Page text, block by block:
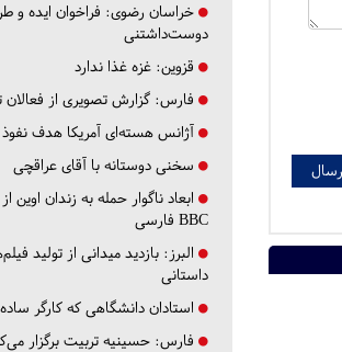
خراسان رضوی: فراخوان ایده و
دوست‌داشتنی
قزوین: غزه غذا ندارد
فارس: گزارش تصویری از فعالان
آژانس هسته‌ای آمریکا هدف
سخنی دوستانه با آقای عراقچی
ابعاد ناگوار حمله به زندان اوین
BBC فارسی
البرز: بازدید میدانی از تولید
داستانی
استادان دانشگاهی که کارگر
فارس: حسینیه تربیت برگزار